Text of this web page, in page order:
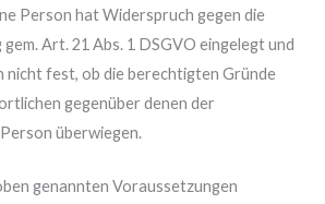
Person hat Widerspruch gegen die
Art. 21 Abs. 1 DSGVO eingelegt und
nicht fest, ob die berechtigten Gründe
gegenüber denen der
überwiegen.
genannten Voraussetzungen